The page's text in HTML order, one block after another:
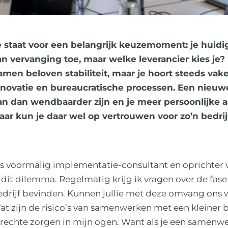
staat voor een belangrijk keuzemoment: je
vervanging toe, maar welke leverancier kies
beloven stabiliteit, maar je hoort steeds
en bureaucratische processen. Een
dan wendbaarder zijn en je meer persoonlijke
kun je daar wel op vertrouwen voor zo’n
voormalig implementatie-consultant en oprichter
dilemma. Regelmatig krijg ik vragen over de fase
bevinden. Kunnen jullie met deze omvang ons
zijn de risico’s van samenwerken met een kleiner
zorgen in mijn ogen. Want als je een